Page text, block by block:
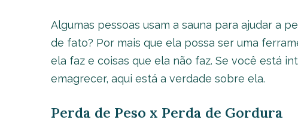
Algumas pessoas usam a sauna para ajudar a
de fato? Por mais que ela possa ser uma
ela faz e coisas que ela não faz. Se você está
emagrecer, aqui está a verdade sobre ela.
Perda de Peso x Perda de Gordura